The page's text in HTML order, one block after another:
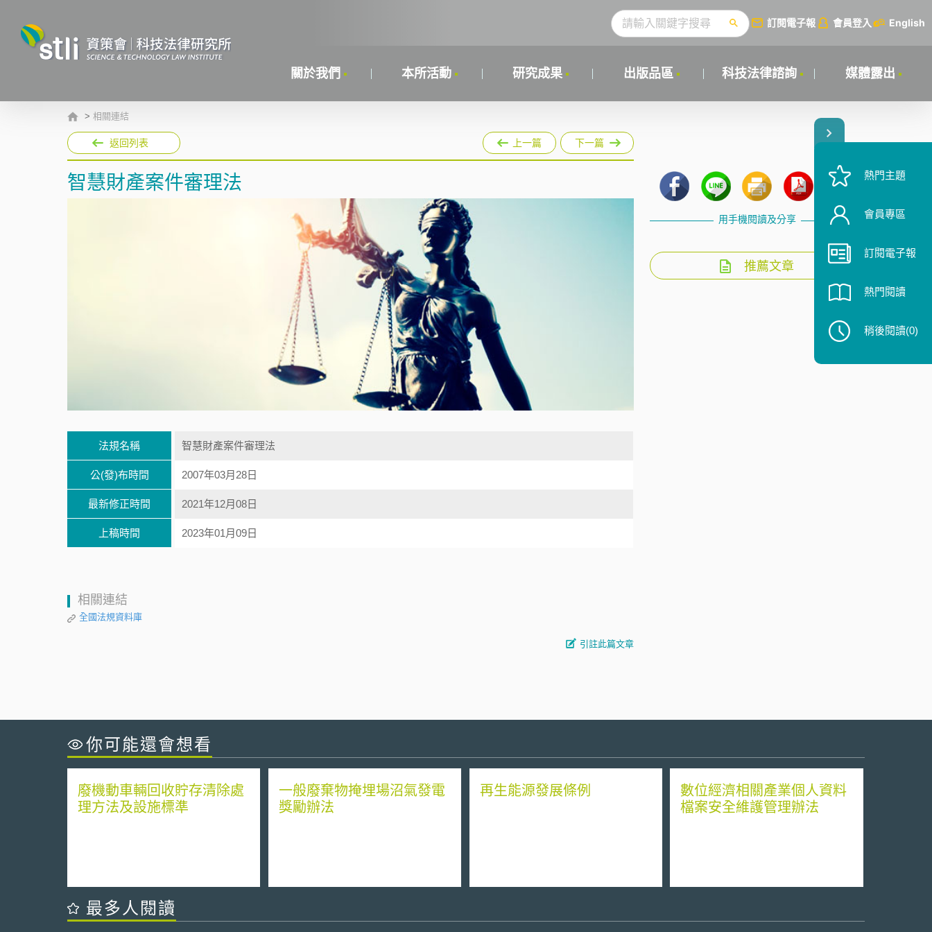
訂閱電子報 會員登入 English
關於我們 本所活動 研究成果 出版品區 科技法律諮詢 媒體露出
> 相關連結
返回列表 上一篇 下一篇
智慧財產案件審理法
法規名稱 智慧財產案件審理法
公(發)布時間 2007年03月28日
最新修正時間 2021年12月08日
上稿時間 2023年01月09日
相關連結
全國法規資料庫
引註此篇文章
用手機閱讀及分享
推薦文章
你可能還會想看
廢機動車輛回收貯存清除處
理方法及設施標準
一般廢棄物掩埋場沼氣發電
獎勵辦法
再生能源發展條例
數位經濟相關產業個人資料
檔案安全維護管理辦法
最多人閱讀
熱門主題
會員專區
訂閱電子報
熱門閱讀
稍後閱讀(0)